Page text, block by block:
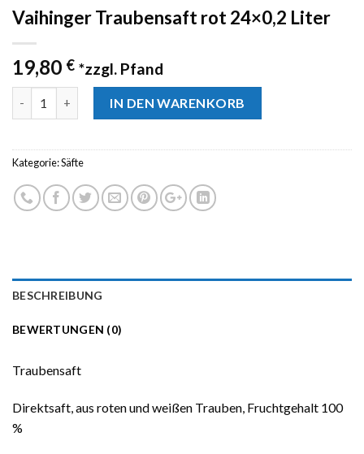
Vaihinger Traubensaft rot 24×0,2 Liter
19,80 € *zzgl. Pfand
Anzahl IN DEN WARENKORB
Kategorie:Säfte
BESCHREIBUNG
BEWERTUNGEN (0)
Traubensaft
Direktsaft, aus roten und weißen Trauben, Fruchtgehalt 100
%